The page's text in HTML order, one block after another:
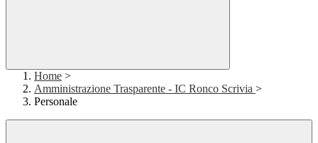
Home >
Amministrazione Trasparente - IC Ronco Scrivia >
Personale